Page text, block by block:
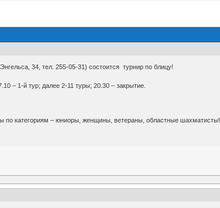
34, тел. 255-05-31) состоится турнир по блицу!
– 1-й тур; далее 2-11 туры; 20.30 – закрытие.
по категориям – юниоры, женщины, ветераны, областные шахматисты!